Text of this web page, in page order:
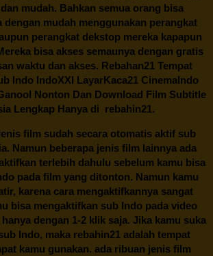
mudah. Bahkan semua orang bisa
dengan mudah menggunakan perangkat
perangkat dekstop mereka kapapun
bisa akses semaunya dengan gratis
waktu dan akses. Rebahan21 Tempat
Indo IndoXXI LayarKaca21 CinemaIndo
Nonton Dan Download Film Subtitle
Lengkap Hanya di rebahin21.
film sudah secara otomatis aktif sub
Namun beberapa jenis film lainnya ada
terlebih dahulu sebelum kamu bisa
pada film yang ditonton. Namun kamu
karena cara mengaktifkannya sangat
bisa mengaktifkan sub Indo pada video
dengan 1-2 klik saja. Jika kamu suka
Indo, maka rebahin21 adalah tempat
kamu gunakan. ada ribuan jenis film